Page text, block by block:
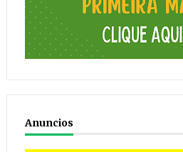
Anuncios